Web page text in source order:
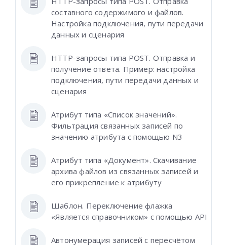
составного содержимого и файлов.
Настройка подключения, пути передачи
данных и сценария
HTTP-запросы типа POST. Отправка и
получение ответа. Пример: настройка
подключения, пути передачи данных и
сценария
Атрибут типа «Список значений».
Фильтрация связанных записей по
значению атрибута с помощью N3
Атрибут типа «Документ». Скачивание
архива файлов из связанных записей и
его прикрепление к атрибуту
Шаблон. Переключение флажка
«Является справочником» с помощью API
Автонумерация записей с пересчётом